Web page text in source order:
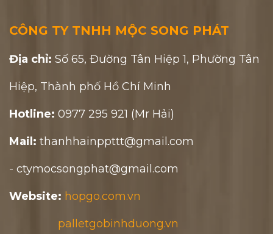
CÔNG TY TNHH MỘC SONG PHÁT
Địa chỉ: Số 65, Đường Tân Hiệp 1, Phường Tân
Hiệp, Thành phố Hồ Chí Minh
Hotline: 0977 295 921 (Mr Hải)
Mail: thanhhainppttt@gmail.com
- ctymocsongphat@gmail.com
Website: hopgo.com.vn
palletgobinhduong.vn